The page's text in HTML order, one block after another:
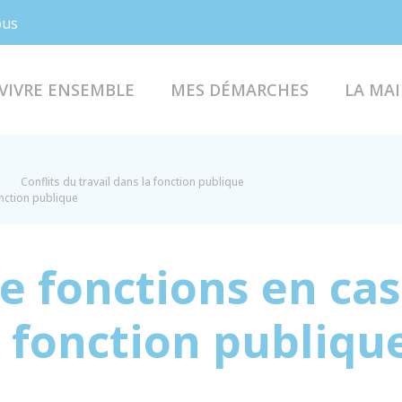
ENSEMBLE MES DÉMARCHES LA
Conflits du travail dans la fonction publique
publique
fonctions en
fonction